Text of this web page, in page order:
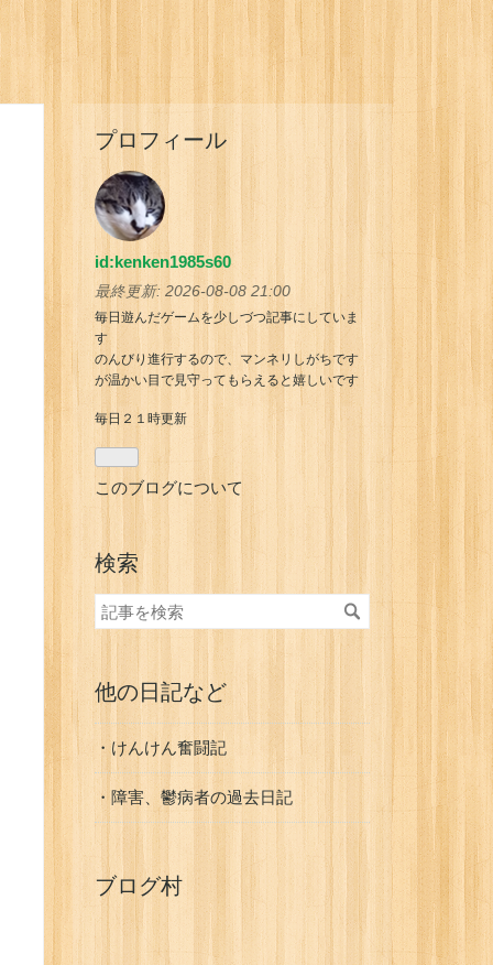
プロフィール
id:kenken1985s60
最終更新: 2026-08-08 21:00
毎日遊んだゲームを少しづつ記事にしていま
す
のんびり進行するので、マンネリしがちです
が温かい目で見守ってもらえると嬉しいです
毎日２１時更新
このブログについて
検索
他の日記など
・けんけん奮闘記
・障害、鬱病者の過去日記
ブログ村